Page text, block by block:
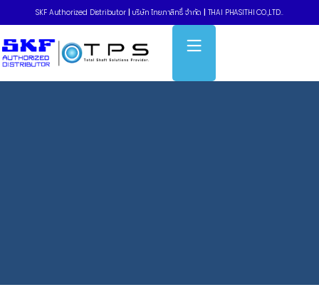
SKF Authorized Distributor บริษัท ไทยภาสิทธิ์ จำกัด THAI PHASITHI CO.,LTD..
Home »
ชุดตลับลูกปืนในโรงงานอาหาร แบบหน้าแปลนรูปไข่